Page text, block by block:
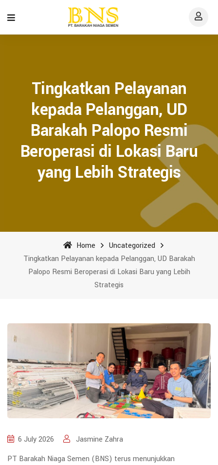
Tingkatkan Pelayanan
kepada Pelanggan, UD
Barakah Palopo Resmi
Beroperasi di Lokasi Baru
yang Lebih Strategis
Home
Uncategorized
Tingkatkan Pelayanan kepada Pelanggan, UD Barakah
Palopo Resmi Beroperasi di Lokasi Baru yang Lebih
Strategis
6 July 2026
Jasmine Zahra
PT Barakah Niaga Semen (BNS) terus menunjukkan